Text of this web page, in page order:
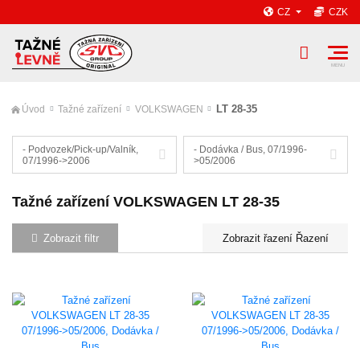
CZ CZK
Úvod Tažné zařízení VOLKSWAGEN LT 28-35
- Podvozek/Pick-up/Valník,
07/1996->2006
- Dodávka / Bus, 07/1996-
>05/2006
Tažné zařízení VOLKSWAGEN LT 28-35
Zobrazit filtr Řazení